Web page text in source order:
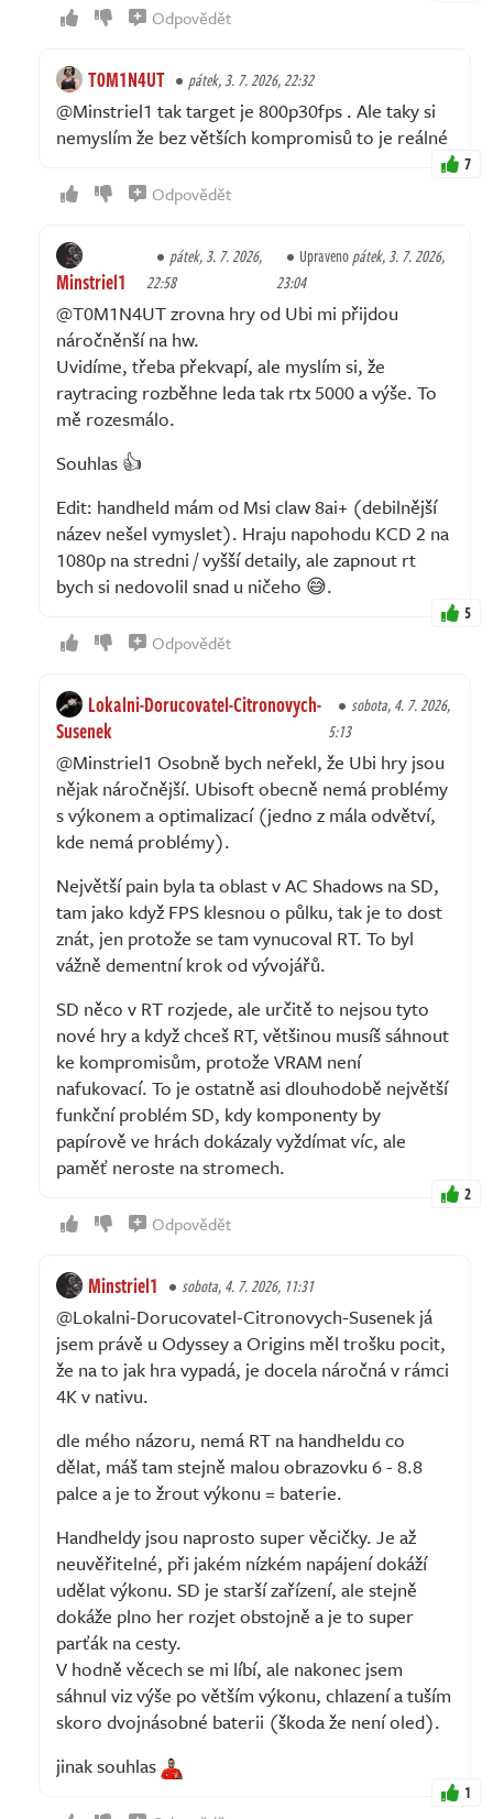
Odpovědět
T0M1N4UT pátek, 3. 7. 2026, 22:32
@Minstriel1 tak target je 800p30fps . Ale taky si
nemyslím že bez větších kompromisů to je reálné
7
Odpovědět
Minstriel1
pátek, 3. 7. 2026,
22:58
Upravenopátek, 3. 7. 2026,
23:04
@T0M1N4UT zrovna hry od Ubi mi přijdou
náročněnší na hw.
Uvidíme, třeba překvapí, ale myslím si, že
raytracing rozběhne leda tak rtx 5000 a výše. To
mě rozesmálo.
Souhlas 👍
Edit: handheld mám od Msi claw 8ai+ (debilnější
název nešel vymyslet). Hraju napohodu KCD 2 na
1080p na stredni / vyšší detaily, ale zapnout rt
bych si nedovolil snad u ničeho 😅.
5
Odpovědět
Lokalni-Dorucovatel-Citronovych-
Susenek
sobota, 4. 7. 2026,
5:13
@Minstriel1 Osobně bych neřekl, že Ubi hry jsou
nějak náročnější. Ubisoft obecně nemá problémy
s výkonem a optimalizací (jedno z mála odvětví,
kde nemá problémy).
Největší pain byla ta oblast v AC Shadows na SD,
tam jako když FPS klesnou o půlku, tak je to dost
znát, jen protože se tam vynucoval RT. To byl
vážně dementní krok od vývojářů.
SD něco v RT rozjede, ale určitě to nejsou tyto
nové hry a když chceš RT, většinou musíš sáhnout
ke kompromisům, protože VRAM není
nafukovací. To je ostatně asi dlouhodobě největší
funkční problém SD, kdy komponenty by
papírově ve hrách dokázaly vyždímat víc, ale
paměť neroste na stromech.
2
Odpovědět
Minstriel1 sobota, 4. 7. 2026, 11:31
@Lokalni-Dorucovatel-Citronovych-Susenek já
jsem právě u Odyssey a Origins měl trošku pocit,
že na to jak hra vypadá, je docela náročná v rámci
4K v nativu.
dle mého názoru, nemá RT na handheldu co
dělat, máš tam stejně malou obrazovku 6 - 8.8
palce a je to žrout výkonu = baterie.
Handheldy jsou naprosto super věcičky. Je až
neuvěřitelné, při jakém nízkém napájení dokáží
udělat výkonu. SD je starší zařízení, ale stejně
dokáže plno her rozjet obstojně a je to super
parťák na cesty.
V hodně věcech se mi líbí, ale nakonec jsem
sáhnul viz výše po větším výkonu, chlazení a tuším
skoro dvojnásobné baterii (škoda že není oled).
jinak souhlas
1